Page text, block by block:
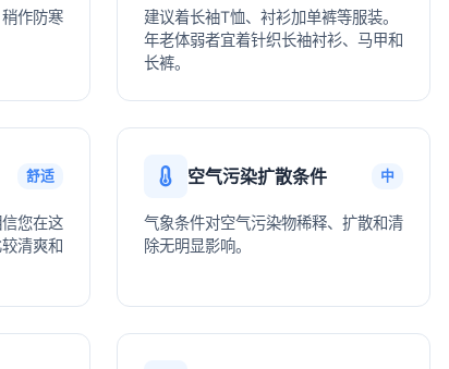
作防寒
建议着长袖T恤、衬衫加单裤等服装。
年老体弱者宜着针织长袖衬衫、马甲和
长裤。
舒适
您在这
清爽和
空气污染扩散条件 中
气象条件对空气污染物稀释、扩散和清
除无明显影响。